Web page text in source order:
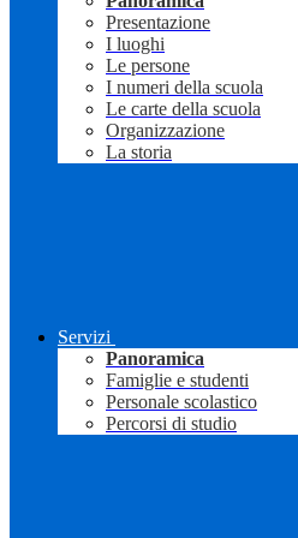
Presentazione
I luoghi
Le persone
I numeri della scuola
Le carte della scuola
Organizzazione
La storia
Servizi
Panoramica
Famiglie e studenti
Personale scolastico
Percorsi di studio